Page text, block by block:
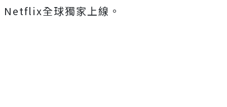
Netflix全球獨家上線。